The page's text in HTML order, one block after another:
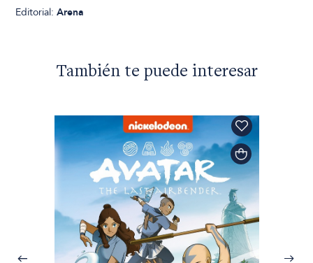
Editorial:Arena
También te puede interesar